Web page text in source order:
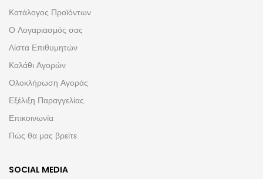
Κατάλογος Προϊόντων
Ο Λογαριασμός σας
Λίστα Επιθυμητών
Καλάθι Αγορών
Ολοκλήρωση Αγοράς
Εξέλιξη Παραγγελίας
Επικοινωνία
Πώς θα μας βρείτε
SOCIAL MEDIA